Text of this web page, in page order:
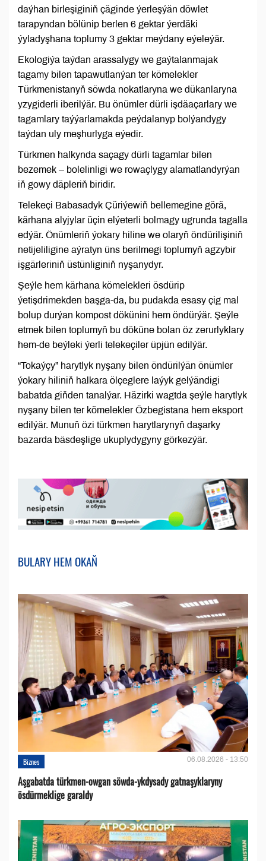
daýhan birleşiginiň çäginde ýerleşýän döwlet
tarapyndan bölünip berlen 6 gektar ýerdäki
ýyladyşhana toplumy 3 gektar meýdany eýeleýär.
Ekologiýa taýdan arassalygy we gaýtalanmajak
tagamy bilen tapawutlanýan ter kömelekler
Türkmenistanyň söwda nokatlaryna we dükanlaryna
yzygiderli iberilýär. Bu önümler dürli işdäaçarlary we
tagamlary taýýarlamakda peýdalanyp bolýandygy
taýdan uly meşhurlyga eýedir.
Türkmen halkynda saçagy dürli tagamlar bilen
bezemek – bolelinligi we rowaçlygy alamatlandyrýan
iň gowy däpleriň biridir.
Telekeçi Babasadyk Çüriýewiň bellemegine görä,
kärhana alyjylar üçin elýeterli bolmagy ugrunda tagalla
edýär. Önümleriň ýokary hiline we olaryň öndürilişiniň
netijeliligine aýratyn üns berilmegi toplumyň agzybir
işgärleriniň üstünliginiň nyşanydyr.
Şeýle hem kärhana kömelekleri ösdürip
ýetişdrimekden başga-da, bu pudakda esasy çig mal
bolup durýan kompost dökünini hem öndürýär. Şeýle
etmek bilen toplumyň bu döküne bolan öz zerurlyklary
hem-de beýleki ýerli telekeçiler üpjün edilýär.
“Tokaýçy” harytlyk nyşany bilen öndürilýän önümler
ýokary hiliniň halkara ölçeglere laýyk gelýändigi
babatda giňden tanalýar. Häzirki wagtda şeýle harytlyk
nyşany bilen ter kömelekler Özbegistana hem eksport
edilýär. Munuň özi türkmen harytlarynyň daşarky
bazarda bäsdeşlige ukuplydygyny görkezýär.
BULARY HEM OKAŇ
Biznes 06.08.2026 - 13:50
Aşgabatda türkmen-owgan söwda-ykdysady gatnaşyklaryny
ösdürmeklige garaldy